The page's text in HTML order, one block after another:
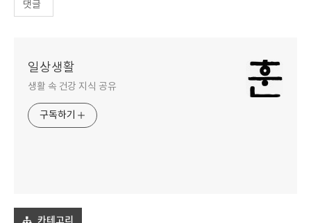
댓글
일상생활
생활 속 건강 지식 공유
구독하기
카테고리